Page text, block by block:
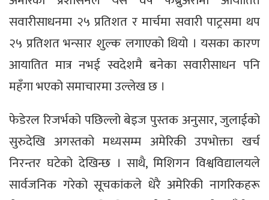
सवारीसाधनमा २५ प्रतिशत र मार्चमा सवारी पाट्रसमा थप
२५ प्रतिशत भन्सार शुल्क लगाएको थियो । यसका कारण
आयातित मात्र नभई स्वदेशमै बनेका सवारीसाधन पनि
महँगा भएको समाचारमा उल्लेख छ ।
फेडेरल रिजर्भको पछिल्लो बेइज पुस्तक अनुसार, जुलाईको
सुरुदेखि अगस्तको मध्यसम्म अमेरिकी उपभोक्ता खर्च
निरन्तर घटेको देखिन्छ । साथै, मिशिगन विश्वविद्यालयले
सार्वजनिक गरेको सूचकांकले धेरै अमेरिकी नागरिकहरू